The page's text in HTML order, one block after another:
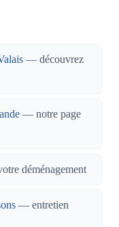
— découvrez
— notre page
déménagement
— entretien